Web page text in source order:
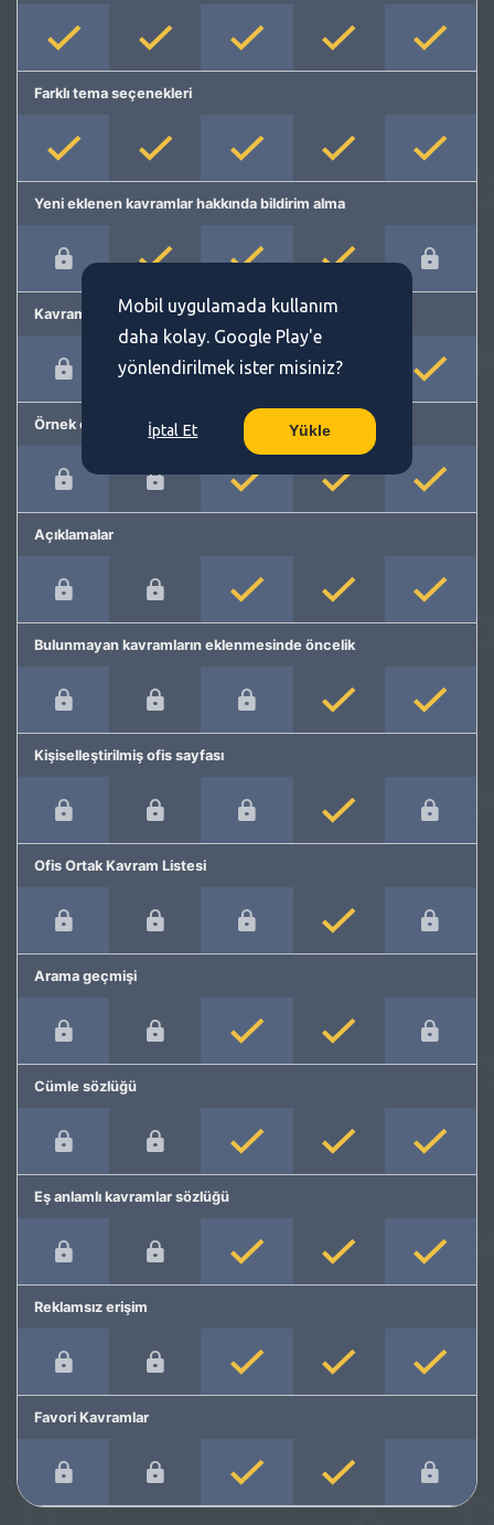
Farklı tema seçenekleri
Yeni eklenen kavramlar hakkında bildirim alma
Kavram önerme
Örnek cümleler
Açıklamalar
Bulunmayan kavramların eklenmesinde öncelik
Kişiselleştirilmiş ofis sayfası
Ofis Ortak Kavram Listesi
Arama geçmişi
Cümle sözlüğü
Eş anlamlı kavramlar sözlüğü
Reklamsız erişim
Favori Kavramlar
Mobil uygulamada kullanım
daha kolay. Google Play'e
yönlendirilmek ister misiniz?
İptal Et Yükle